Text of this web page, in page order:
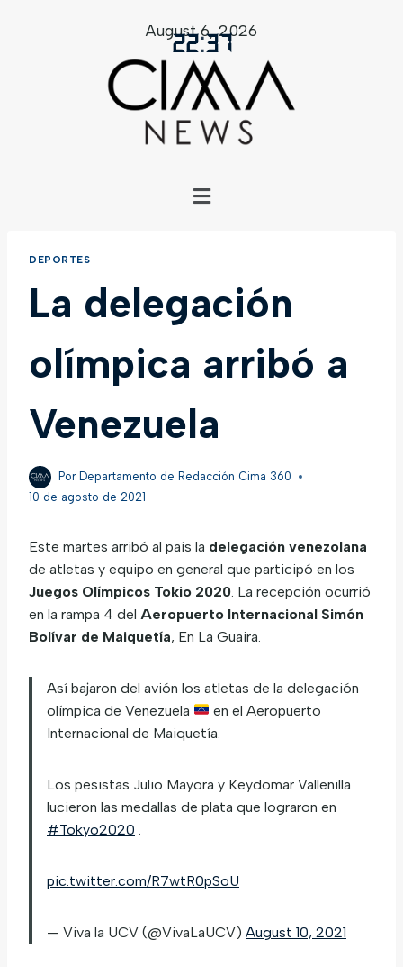
22:37
August 6, 2026
DEPORTES
La delegación
olímpica arribó a
Venezuela
Por Departamento de Redacción Cima 360
10 de agosto de 2021
Este martes arribó al país la delegación venezolana
de atletas y equipo en general que participó en los
Juegos Olímpicos Tokio 2020 . La recepción ocurrió
en la rampa 4 del Aeropuerto Internacional Simón
Bolívar de Maiquetía, En La Guaira.
Así bajaron del avión los atletas de la delegación
olímpica de Venezuela
en el Aeropuerto
Internacional de Maiquetía.
Los pesistas Julio Mayora y Keydomar Vallenilla
lucieron las medallas de plata que lograron en
#Tokyo2020
pic.twitter.com/R7wtR0pSoU
— Viva la UCV (@VivaLaUCV) August 10, 2021